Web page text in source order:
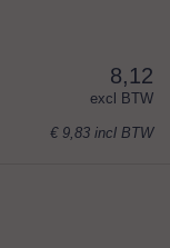
8,12
excl BTW
€ 9,83 incl BTW